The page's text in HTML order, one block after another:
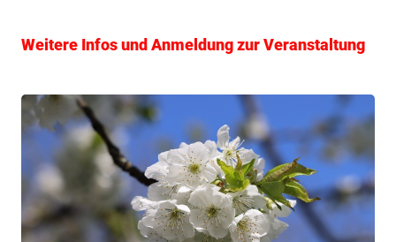
Weitere Infos und Anmeldung zur Veranstaltung